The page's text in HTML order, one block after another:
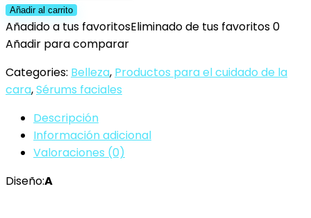
C
Face
Serum,
Facial
con
Vitamina
Sérum
Añadir al carrito
Añadido a tus favoritosEliminado de tus favoritos0
Añadir para comparar
Categories: Belleza, Productos para el cuidado de la
cara,Sérums faciales
Descripción
Información adicional
Valoraciones (0)
Diseño:A